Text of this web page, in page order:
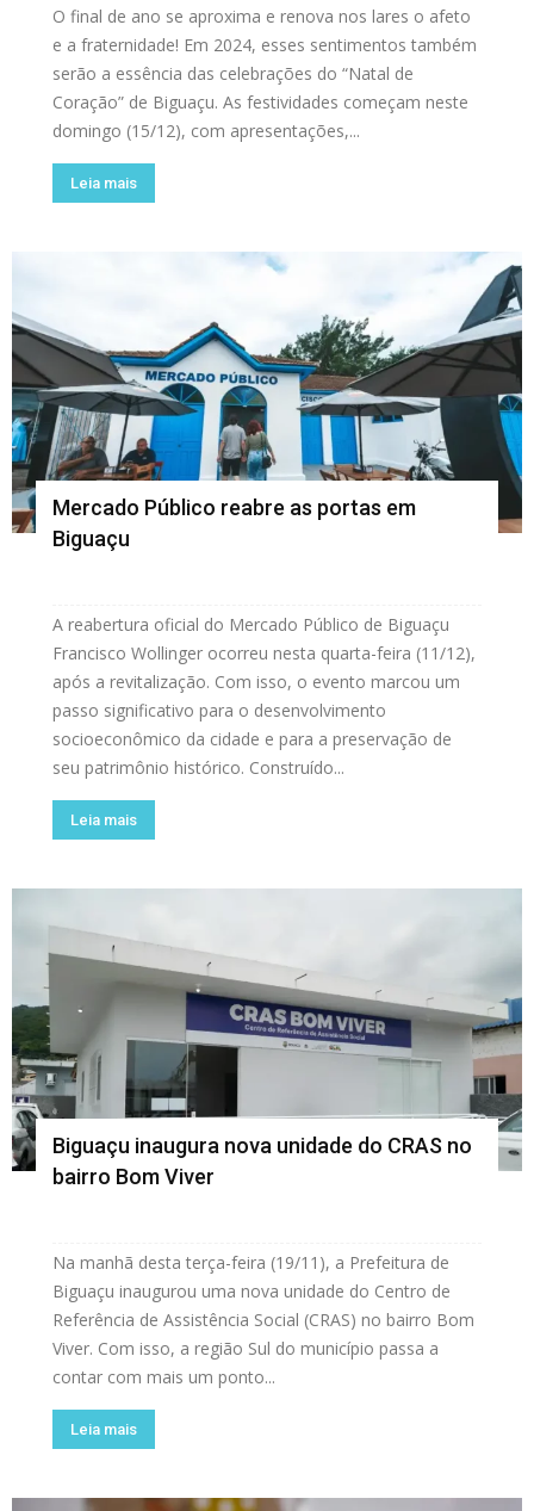
O final de ano se aproxima e renova nos lares o afeto
e a fraternidade! Em 2024, esses sentimentos também
serão a essência das celebrações do “Natal de
Coração” de Biguaçu. As festividades começam neste
domingo (15/12), com apresentações,...
Leia mais
Mercado Público reabre as portas em
Biguaçu
A reabertura oficial do Mercado Público de Biguaçu
Francisco Wollinger ocorreu nesta quarta-feira (11/12),
após a revitalização. Com isso, o evento marcou um
passo significativo para o desenvolvimento
socioeconômico da cidade e para a preservação de
seu patrimônio histórico. Construído...
Leia mais
Biguaçu inaugura nova unidade do CRAS no
bairro Bom Viver
Na manhã desta terça-feira (19/11), a Prefeitura de
Biguaçu inaugurou uma nova unidade do Centro de
Referência de Assistência Social (CRAS) no bairro Bom
Viver. Com isso, a região Sul do município passa a
contar com mais um ponto...
Leia mais